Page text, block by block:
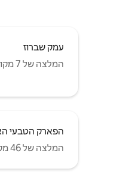
עמק שברוז
המלצה של 7 מקומיים
הפארק הטבעי
המלצה של 46 מקומיים